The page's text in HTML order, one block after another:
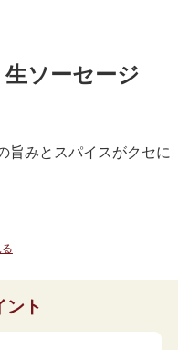
ソーセージ
旨みとスパイスがクセに
ント